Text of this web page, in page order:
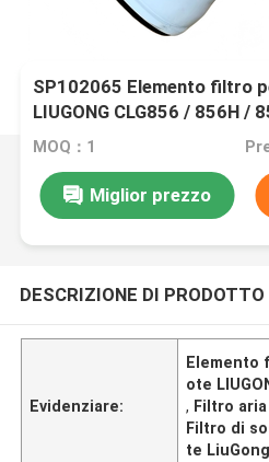
SP102065 Elemento filtro
LIUGONG CLG856 / 856H /
856HSE Escavatore
MOQ：1
Miglior prezzo
DESCRIZIONE DI PRODOTTO
Evidenziare:
Elemento
ote
, Filtro
Filtro di
te LiuGong